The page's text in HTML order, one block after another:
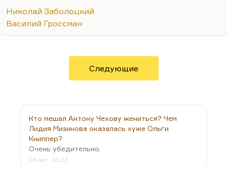
Отечественной войне. У меня к Гроссману могут
быть какие-то свои претензии. Я никогда не
лицом». Конечно, Гроссман мыслитель. Может,
он больше публицист, но он мыслитель. В его
романе есть замечательные мысли и образные
который нравится ему самому и ему самому
интересен, но Штрум – это могучий автопортрет,
Николай Заболоцкий
Василий Гроссман
Следующие
Кто мешал Антону Чехову жениться? Чем
Лидия Мизинова оказалась хуже Ольги
Книппер?
Очень убедительно.
06 авг., 01:23